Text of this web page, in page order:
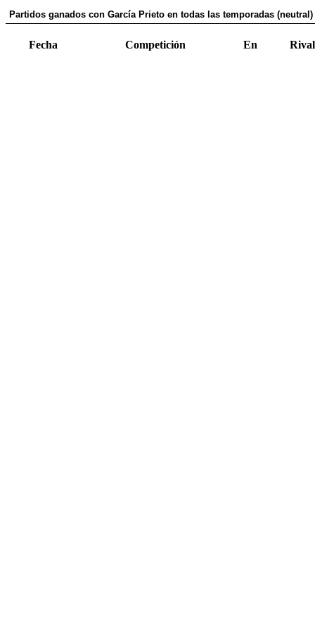
Partidos ganados con García Prieto en todas las temporadas (neutral)
Fecha Competición En Rival